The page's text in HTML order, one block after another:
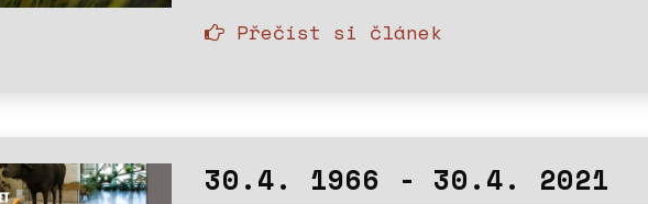
Přečíst si článek
30.4. 1966 - 30.4. 2021